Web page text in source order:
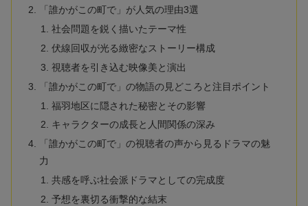
「誰かがこの町で」が人気の理由3選
社会問題を鋭く描いたテーマ性
伏線回収が光る緻密なストーリー構成
視聴者を引き込む映像美と演出
「誰かがこの町で」の物語の見どころと注目ポイント
福羽地区に隠された秘密とその影響
キャラクターの成長と人間関係の深み
「誰かがこの町で」の視聴者の声から見るドラマの魅
力
共感を呼ぶ社会派ドラマとしての完成度
予想を裏切る衝撃的な結末